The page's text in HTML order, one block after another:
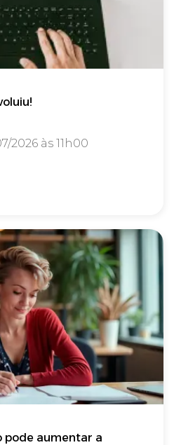
2026 às 11h00
pode aumentar a